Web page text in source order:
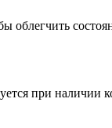
облегчить
при наличии